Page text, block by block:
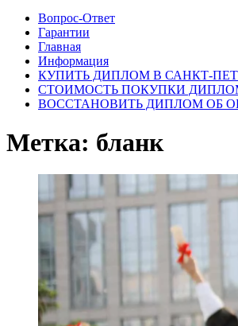
Вопрос-Ответ
Гарантии
Главная
Информация
КУПИТЬ ДИПЛОМ В САНКТ-
СТОИМОСТЬ ПОКУПКИ
ВОССТАНОВИТЬ ДИПЛОМ ОБ
Метка: бланк